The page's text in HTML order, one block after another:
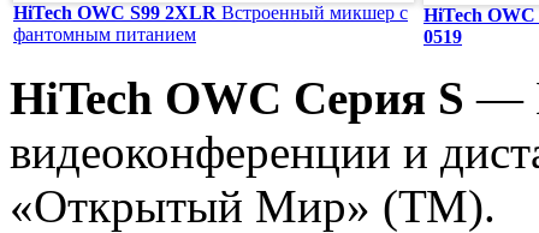
HiTech OWC S99 2XLR Встроенный микшер с
фантомным питанием
HiTech OWC
0519
HiTech OWC Серия S —
видеоконференции и
«Открытый Мир» (ТМ).